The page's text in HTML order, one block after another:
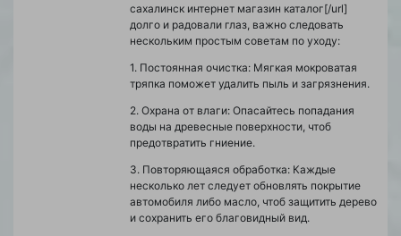
сахалинск интернет магазин каталог[/url]
долго и радовали глаз, важно следовать
нескольким простым советам по уходу:
1. Постоянная очистка: Мягкая мокроватая
тряпка поможет удалить пыль и загрязнения.
2. Охрана от влаги: Опасайтесь попадания
воды на древесные поверхности, чтоб
предотвратить гниение.
3. Повторяющаяся обработка: Каждые
несколько лет следует обновлять покрытие
автомобиля либо масло, чтоб защитить дерево
и сохранить его благовидный вид.